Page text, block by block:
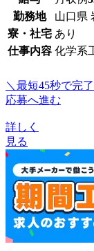
勤務地
山口県
寮・社宅 あり
仕事内容 化学系
＼最短45秒で完
応募へ進む
詳しく
見る